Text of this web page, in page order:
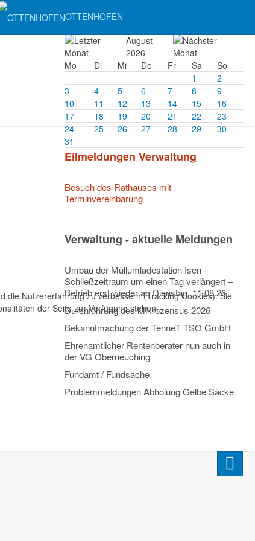
OTTENHOFEN
August
2026
Mo
Di Mi Do Fr Sa
So
1
2
3
4 5 6 7 8
9
10
11 12 13 14 15
16
17
18 19 20 21 22
23
24
25 26 27 28 29
30
31
Eilmeldungen Verwaltung
Besuch des Rathauses mit
Terminvereinbarung
Verwaltung - aktuelle Meldungen
Umbau der Müllumladestation Isen –
Schließzeitraum um einen Tag verlängert –
Betrieb erst wieder ab Dienstag, 11.08.26
Durchführung des Mikrozensus 2026
Bekanntmachung der TenneT TSO GmbH
Ehrenamtlicher Rentenberater nun auch in
der VG Oberneuching
Fundamt / Fundsache
Problemmeldungen Abholung Gelbe Säcke
die Nutzererfahrung zu verbessern (Tracking Cookies). Sie
der Seite zur Verfügung stehen.